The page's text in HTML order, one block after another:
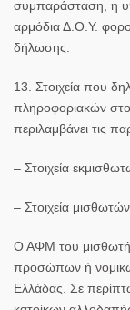
συμπαράσταση, η
αρμόδια Δ.Ο.Υ.
δήλωσης.
13. Στοιχεία που
πληροφοριακών
περιλαμβάνει τις
– Στοιχεία
– Στοιχεία μισθωτών
Ο ΑΦΜ του
προσώπων ή
Ελλάδας. Σε